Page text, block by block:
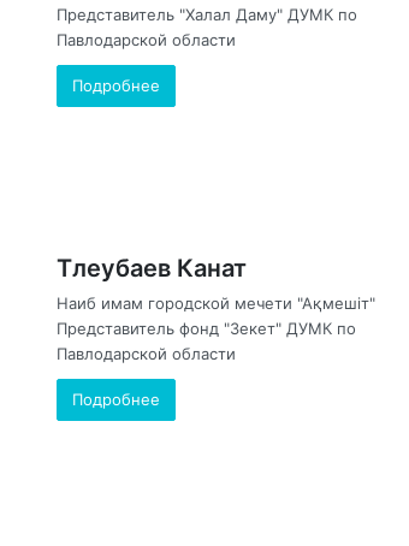
Представитель "Халал Даму" ДУМК по
Павлодарской области
Подробнее
Тлеубаев Канат
Наиб имам городской мечети "Ақмешіт"
Представитель фонд "Зекет" ДУМК по
Павлодарской области
Подробнее